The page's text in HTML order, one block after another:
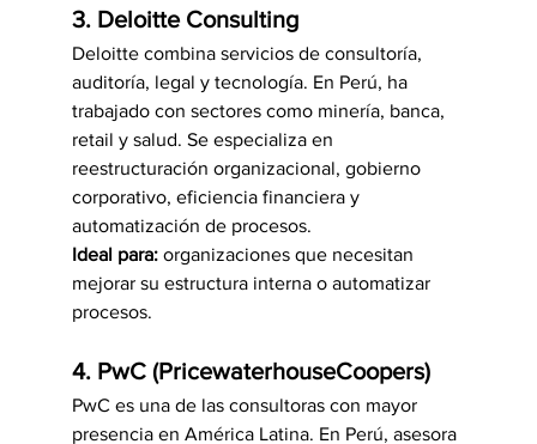
3. Deloitte Consulting
Deloitte combina servicios de consultoría,
auditoría, legal y tecnología. En Perú, ha
trabajado con sectores como minería, banca,
retail y salud. Se especializa en
reestructuración organizacional, gobierno
corporativo, eficiencia financiera y
automatización de procesos.
Ideal para: organizaciones que necesitan
mejorar su estructura interna o automatizar
procesos.
4. PwC (PricewaterhouseCoopers)
PwC es una de las consultoras con mayor
presencia en América Latina. En Perú, asesora